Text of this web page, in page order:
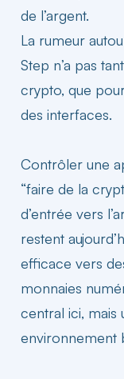
de l’argent.
La rumeur
Step n’a pas
crypto, que
des interfaces.
Contrôler une
“faire de la
d’entrée vers
restent
efficace vers
monnaies
central ici, mais
environnement